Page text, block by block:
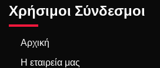
Χρήσιμοι Σύνδεσμοι
Αρχική
Η εταιρεία μας